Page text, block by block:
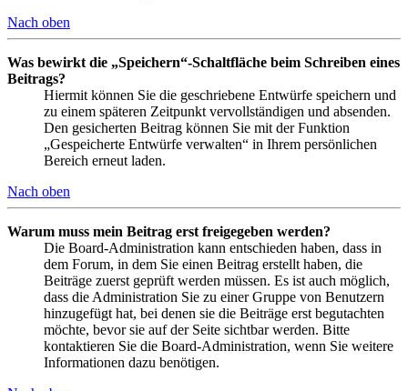
Nach oben
Was bewirkt die „Speichern“-Schaltfläche beim Schreiben eines
Beitrags?
Hiermit können Sie die geschriebene Entwürfe speichern und
zu einem späteren Zeitpunkt vervollständigen und absenden.
Den gesicherten Beitrag können Sie mit der Funktion
„Gespeicherte Entwürfe verwalten“ in Ihrem persönlichen
Bereich erneut laden.
Nach oben
Warum muss mein Beitrag erst freigegeben werden?
Die Board-Administration kann entschieden haben, dass in
dem Forum, in dem Sie einen Beitrag erstellt haben, die
Beiträge zuerst geprüft werden müssen. Es ist auch möglich,
dass die Administration Sie zu einer Gruppe von Benutzern
hinzugefügt hat, bei denen sie die Beiträge erst begutachten
möchte, bevor sie auf der Seite sichtbar werden. Bitte
kontaktieren Sie die Board-Administration, wenn Sie weitere
Informationen dazu benötigen.